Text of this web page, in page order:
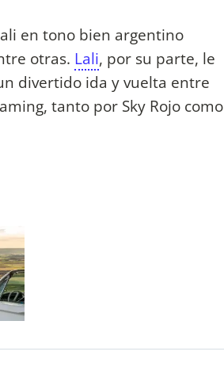
en tono bien argentino
otras. Lali, por su parte, le
divertido ida y vuelta entre
tanto por Sky Rojo como